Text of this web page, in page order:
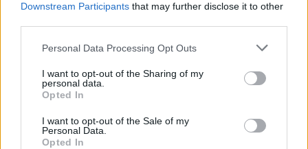
Downstream Participants that may further disclose it to other
Please note that this website/app uses one or more Google
not limited to your visit or usage behaviour. You may click to
grant or deny consent to Google and its third-party tags to
use your data for below specified purposes in below Google
consent section.
Personal Data Processing Opt Outs
I want to opt-out of the Sharing of my
personal data.
Opted In
I want to opt-out of the Sale of my
Personal Data.
Opted In
Brentolie daalt naar 88.9 dollar: een week van dalende
grondstoffenprijzen